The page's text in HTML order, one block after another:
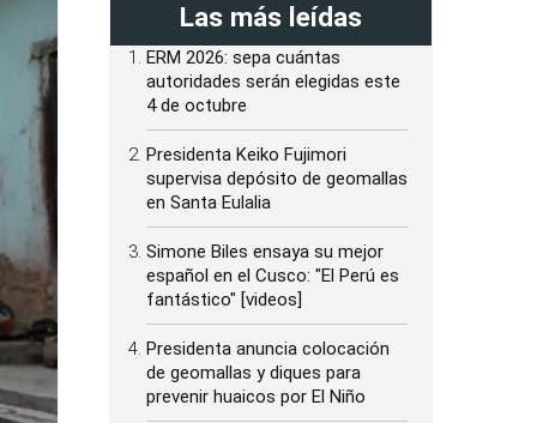
Las más leídas
ERM 2026: sepa cuántas
autoridades serán elegidas este
4 de octubre
Presidenta Keiko Fujimori
supervisa depósito de geomallas
en Santa Eulalia
Simone Biles ensaya su mejor
español en el Cusco: "El Perú es
fantástico" [videos]
Presidenta anuncia colocación
de geomallas y diques para
prevenir huaicos por El Niño